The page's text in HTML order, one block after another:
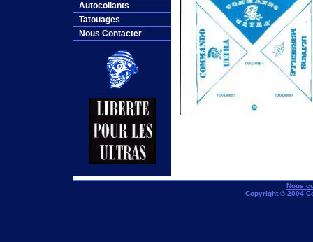
Autocollants
Tatouages
Nous Contacter
Nous
Copyright © 2004